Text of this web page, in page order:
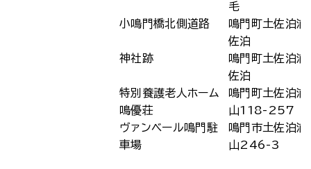
毛
小鳴門橋北側道路
鳴門町土佐泊浦
佐泊
神社跡
鳴門町土佐泊浦
佐泊
特別養護老人ホーム
鳴優荘
鳴門町土佐泊浦
山118-257
ヴァンベール鳴門駐
車場
鳴門市土佐泊浦
山246-3